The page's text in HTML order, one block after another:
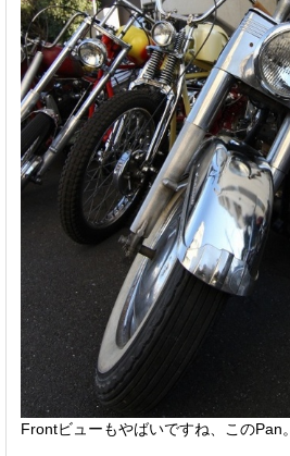
Frontビューもやばいですね、このPan。